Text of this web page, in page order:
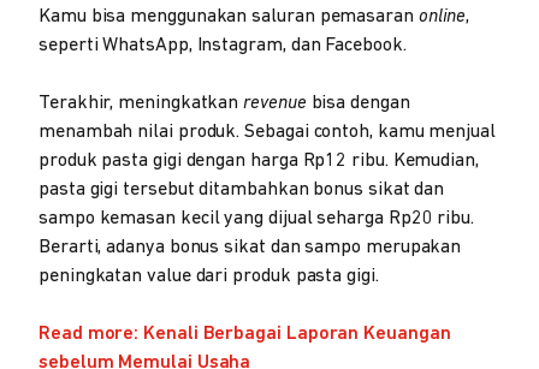
Kamu bisa menggunakan saluran pemasaran online,
seperti WhatsApp, Instagram, dan Facebook.
Terakhir, meningkatkanrevenue bisa dengan
menambah nilai produk. Sebagai contoh, kamu menjual
produk pasta gigi dengan harga Rp12 ribu. Kemudian,
pasta gigi tersebut ditambahkan bonus sikat dan
sampo kemasan kecil yang dijual seharga Rp20 ribu.
Berarti, adanya bonus sikat dan sampo merupakan
peningkatan value dari produk pasta gigi.
Read more: Kenali Berbagai Laporan Keuangan
sebelum Memulai Usaha